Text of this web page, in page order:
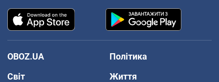
OBOZ.UA
Політика
Світ
Життя